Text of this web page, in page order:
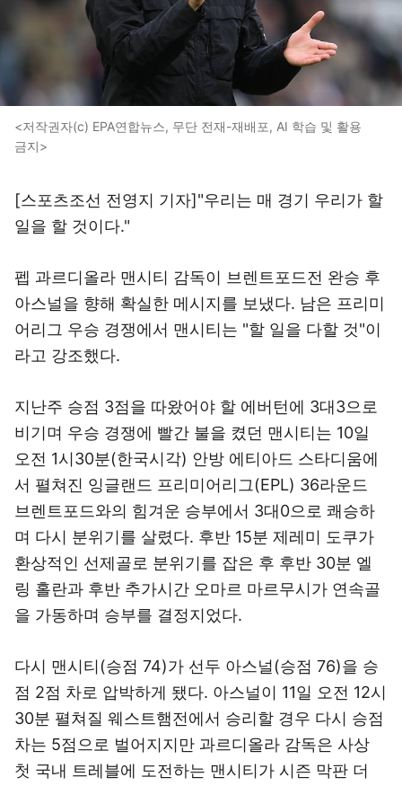
<저작권자(c) EPA연합뉴스, 무단 전재-재배포, AI 학습 및 활용
금지>
[스포츠조선 전영지 기자]"우리는 매 경기 우리가 할
일을 할 것이다."
펩 과르디올라 맨시티 감독이 브렌트포드전 완승 후
아스널을 향해 확실한 메시지를 보냈다. 남은 프리미
어리그 우승 경쟁에서 맨시티는 "할 일을 다할 것"이
라고 강조했다.
지난주 승점 3점을 따왔어야 할 에버턴에 3대3으로
비기며 우승 경쟁에 빨간 불을 켰던 맨시티는 10일
오전 1시30분(한국시각) 안방 에티아드 스타디움에
서 펼쳐진 잉글랜드 프리미어리그(EPL) 36라운드
브렌트포드와의 힘겨운 승부에서 3대0으로 쾌승하
며 다시 분위기를 살렸다. 후반 15분 제레미 도쿠가
환상적인 선제골로 분위기를 잡은 후 후반 30분 엘
링 홀란과 후반 추가시간 오마르 마르무시가 연속골
을 가동하며 승부를 결정지었다.
다시 맨시티(승점 74)가 선두 아스널(승점 76)을 승
점 2점 차로 압박하게 됐다. 아스널이 11일 오전 12시
30분 펼쳐질 웨스트햄전에서 승리할 경우 다시 승점
차는 5점으로 벌어지지만 과르디올라 감독은 사상
첫 국내 트레블에 도전하는 맨시티가 시즌 막판 더